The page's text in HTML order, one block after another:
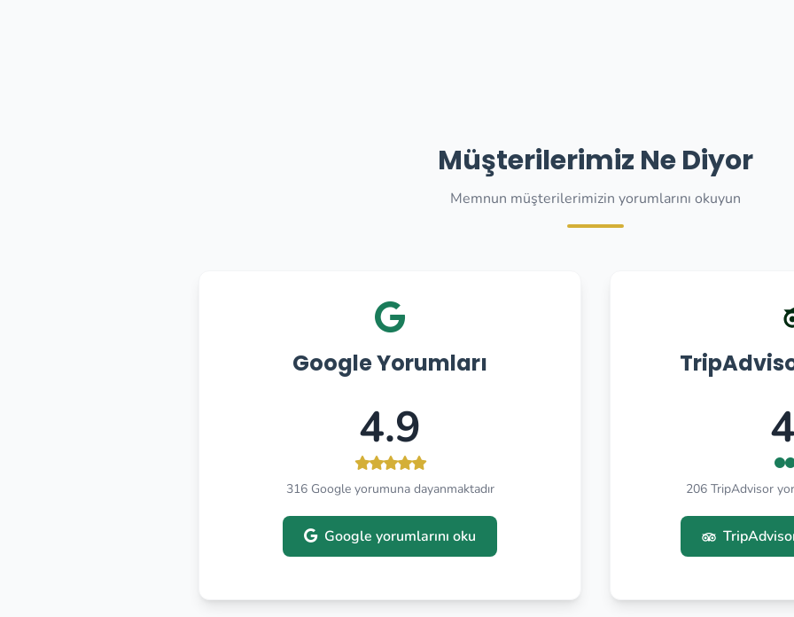
Müşterilerimiz Ne Diyor
Memnun müşterilerimizin yorumlarını okuyun
Google Yorumları
4.9
316 Google yorumuna dayanmaktadır
Google yorumlarını oku
206 TripAdvisor